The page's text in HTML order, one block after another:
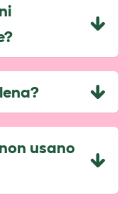
usano